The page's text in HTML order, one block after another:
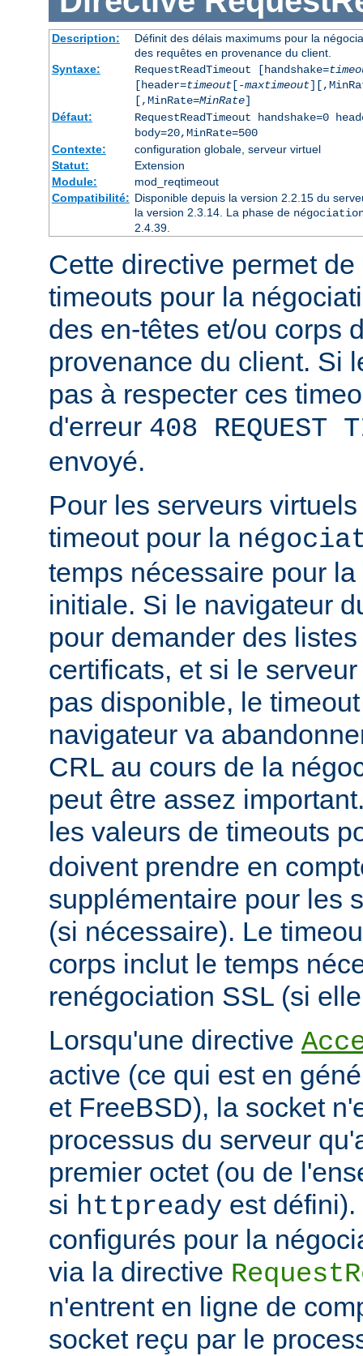
Description:
Définit des délais maximums pour la
des requêtes en provenance du client.
Syntaxe:
RequestReadTimeout [handshake=
[header=timeout[-maxtimeout
[,MinRate=MinRate]
Défaut:
RequestReadTimeout handshake=0
body=20,MinRate=500
Contexte:
configuration globale, serveur virtuel
Statut:
Extension
Module:
mod_reqtimeout
Compatibilité: Disponible depuis la version 2.2.15 du
la version 2.3.14. La phase de
2.4.39.
Cette directive permet
timeouts pour la
des en-têtes et/ou corps
provenance du client. Si
pas à respecter ces
d'erreur 408 REQUEST
envoyé.
Pour les serveurs
timeout pour la
temps nécessaire pour
initiale. Si le navigateur
pour demander des
certificats, et si le
pas disponible, le
navigateur va
CRL au cours de la
peut être assez
les valeurs de timeouts
doivent prendre en
supplémentaire pour les
(si nécessaire). Le
corps inclut le temps
renégociation SSL (si
Lorsqu'une directive
active (ce qui est en
et FreeBSD), la socket
processus du serveur
premier octet (ou de
si httpready est
configurés pour la
via la directive
n'entrent en ligne de
socket reçu par le